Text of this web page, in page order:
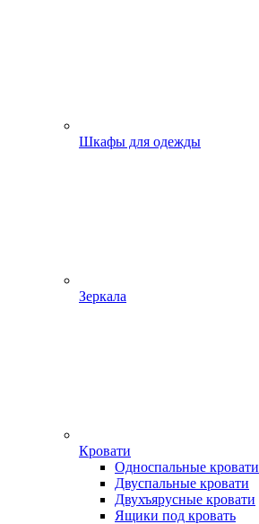
Шкафы для одежды
Зеркала
Кровати
Односпальные кровати
Двуспальные кровати
Двухъярусные кровати
Ящики под кровать